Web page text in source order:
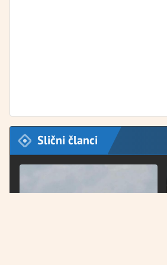
Slični članci